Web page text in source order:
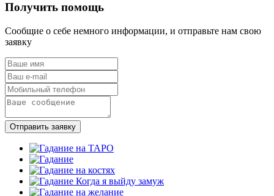
Получить помощь
Сообщие о себе немного информации, и отправьте нам свою
заявку
Отправить заявку